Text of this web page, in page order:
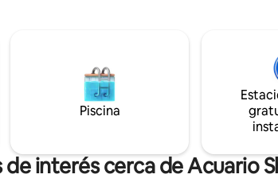
más
prolongadas o largas
Nuestros departamentos con
ofrecen llegada autónoma a las
m., asistencia a los huéspedes
horas, los 7 días de la semana
mensaje de texto o por
través de un dispositivo móvil.
Piscina
interés cerca de Acuario